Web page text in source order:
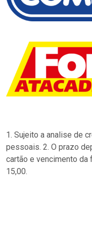
1. Sujeito a analise de
pessoais. 2. O prazo
cartão e vencimento da
15,00.